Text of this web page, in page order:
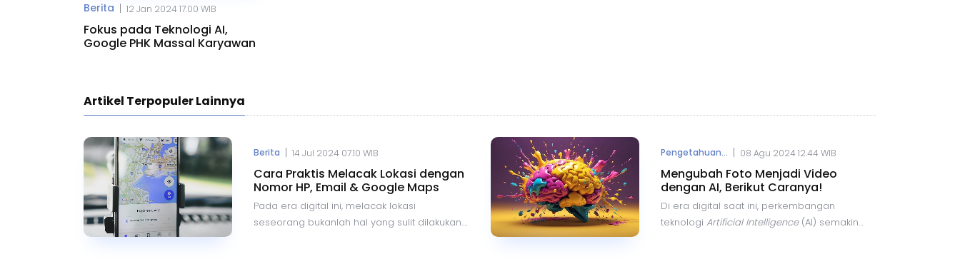
Berita 12 Jan 2024 17.00 WIB
Fokus pada Teknologi AI,
Google PHK Massal Karyawan
Artikel Terpopuler Lainnya
Berita | 14 Jul 2024 07.10 WIB
Cara Praktis Melacak Lokasi dengan
Nomor HP, Email & Google Maps
Pada era digital ini, melacak lokasi
seseorang bukanlah hal yang sulit dilakukan.
Pengetahuan... | 08 Agu 2024 12.44 WIB
Mengubah Foto Menjadi Video
dengan AI, Berikut Caranya!
Di era digital saat ini, perkembangan
teknologi Artificial Intelligence(AI) semakin